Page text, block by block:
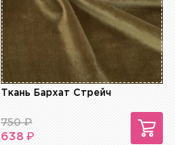
Ткань Бархат Стрейч
750₽
638 ₽